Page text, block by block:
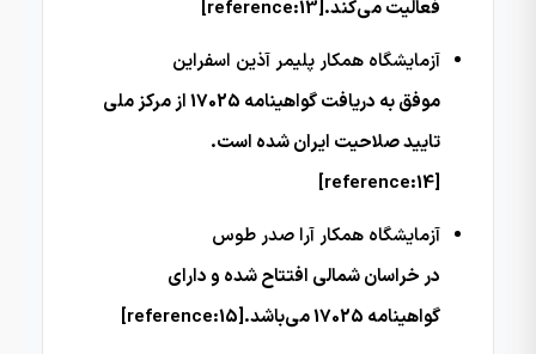
فعالیت می‌کند.[reference:13]
آزمایشگاه همکار پلیمر آذین اسفراین
موفق به دریافت گواهینامه 17025 از مرکز ملی
تایید صلاحیت ایران شده است.
[reference:14]
آزمایشگاه همکار آرا صدر طوس
در خراسان شمالی افتتاح شده و دارای
گواهینامه 17025 می‌باشد.[reference:15]